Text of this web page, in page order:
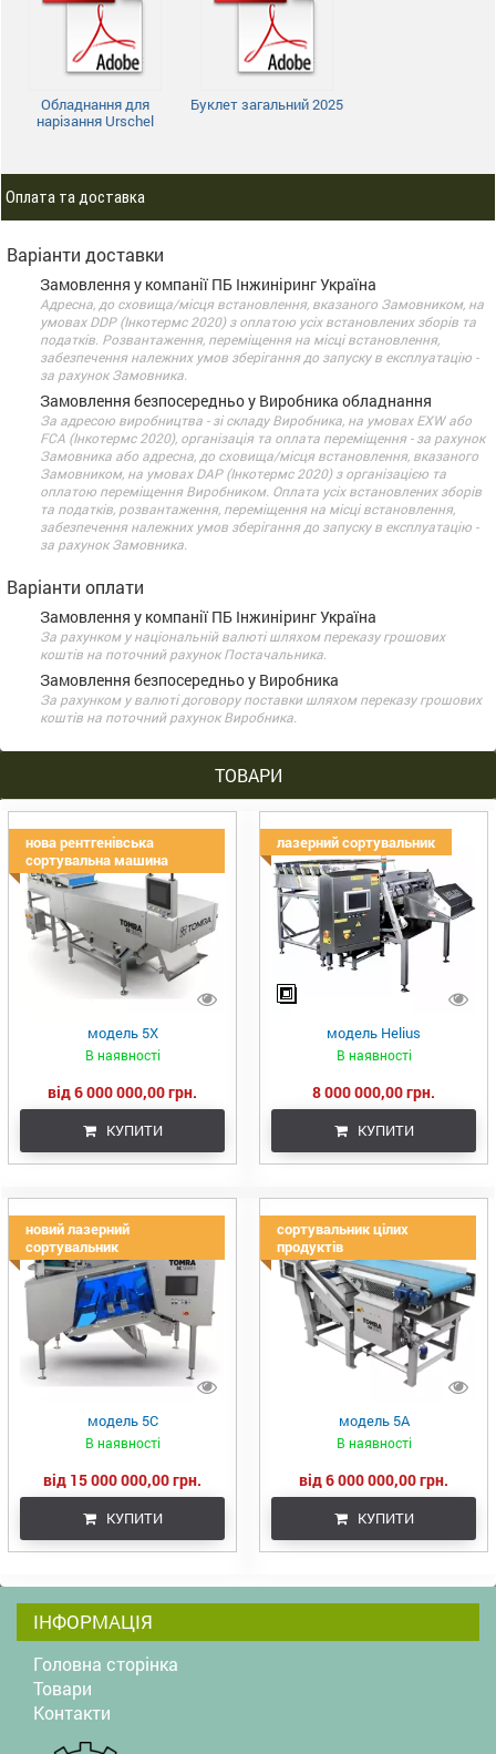
Обладнання для
нарізання Urschel
Буклет загальний 2025
Оплата та доставка
Варіанти доставки
Замовлення у компанії ПБ Інжиніринг Україна
Адресна, до сховища/місця встановлення, вказаного Замовником, на
умовах DDP (Інкотермс 2020) з оплатою усіх встановлених зборів та
податків. Розвантаження, переміщення на місці встановлення,
забезпечення належних умов зберігання до запуску в експлуатацію -
за рахунок Замовника.
Замовлення безпосередньо у Виробника обладнання
За адресою виробництва - зі складу Виробника, на умовах EXW або
FCA (Інкотермс 2020), організація та оплата переміщення - за рахунок
Замовника або адресна, до сховища/місця встановлення, вказаного
Замовником, на умовах DАP (Інкотермс 2020) з організацією та
оплатою переміщення Виробником. Оплата усіх встановлених зборів
та податків, розвантаження, переміщення на місці встановлення,
забезпечення належних умов зберігання до запуску в експлуатацію -
за рахунок Замовника.
Варіанти оплати
Замовлення у компанії ПБ Інжиніринг Україна
За рахунком у національній валюті шляхом переказу грошових
коштів на поточний рахунок Постачальника.
Замовлення безпосередньо у Виробника
За рахунком у валюті договору поставки шляхом переказу грошових
коштів на поточний рахунок Виробника.
ТОВАРИ
нова рентгенівська
сортувальна машина
модель 5Х
В наявності
від 6 000 000,00 грн.
КУПИТИ
лазерний сортувальник
модель Helius
В наявності
8 000 000,00 грн.
КУПИТИ
новий лазерний
сортувальник
модель 5С
В наявності
від 15 000 000,00 грн.
КУПИТИ
сортувальник цілих
продуктів
модель 5А
В наявності
від 6 000 000,00 грн.
КУПИТИ
ІНФОРМАЦІЯ
Головна сторінка
Товари
Контакти